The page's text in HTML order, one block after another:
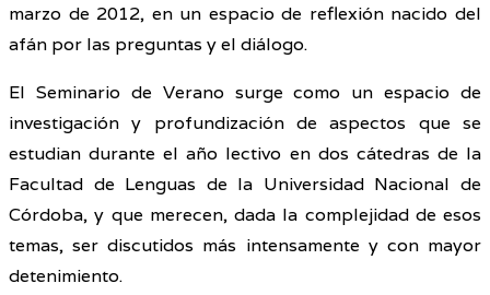
marzo de 2012, en un espacio de reflexión nacido del
afán por las preguntas y el diálogo.
El Seminario de Verano surge como un espacio de
investigación y profundización de aspectos que se
estudian durante el año lectivo en dos cátedras de la
Facultad de Lenguas de la Universidad Nacional de
Córdoba, y que merecen, dada la complejidad de esos
temas, ser discutidos más intensamente y con mayor
detenimiento.